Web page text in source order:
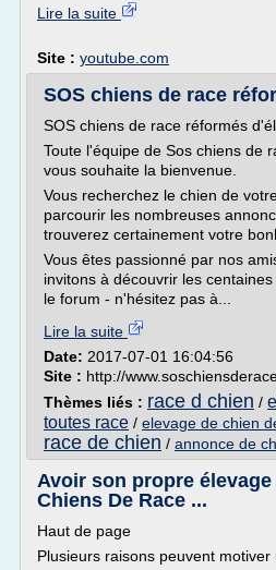
Lire la suite
Site : youtube.com
SOS chiens de race
SOS chiens de race réformés
Toute l'équipe de Sos chiens de
vous souhaite la bienvenue.
Vous recherchez le chien de
parcourir les nombreuses
trouverez certainement votre
Vous êtes passionné par nos
invitons à découvrir les
le forum - n'hésitez pas à...
Lire la suite
Date: 2017-07-01 16:04:56
Site : http://
Thèmes liés : race d chien /
toutes race / elevage de chien
race de chien / annonce de
Avoir son propre
Chiens De Race ...
Haut de page
Plusieurs raisons peuvent motiver